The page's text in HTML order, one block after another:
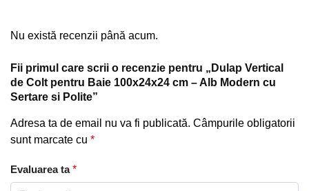
Nu există recenzii până acum.
Fii primul care scrii o recenzie pentru „Dulap Vertical
de Colt pentru Baie 100x24x24 cm – Alb Modern cu
Sertare si Polite”
Adresa ta de email nu va fi publicată. Câmpurile obligatorii
sunt marcate cu *
Evaluarea ta*